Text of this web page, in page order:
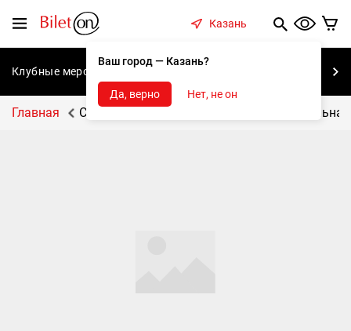
Меню
Казань
Ваш город — Казань?
Да, верно Нет, не он
Клубные мероприятия
Главная Салмановский СДК, с.Салманы, ул.